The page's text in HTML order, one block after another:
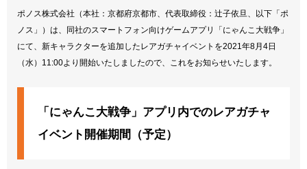
ポノス株式会社（本社：京都府京都市、代表取締役：辻子依旦、以下「ポ
ノス」）は、同社のスマートフォン向けゲームアプリ「にゃんこ大戦争」
にて、新キャラクターを追加したレアガチャイベントを2021年8月4日
（水）11:00より開始いたしましたので、これをお知らせいたします。
「にゃんこ大戦争」アプリ内でのレアガチャ
イベント開催期間（予定）